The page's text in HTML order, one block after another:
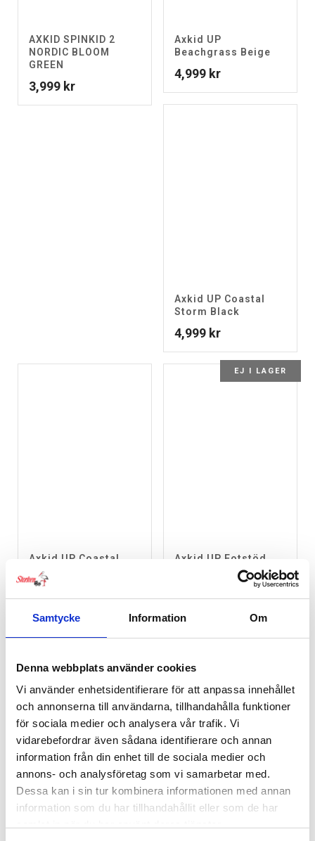
Samtycke Information Om
Denna webbplats använder cookies
Vi använder enhetsidentifierare för att anpassa innehållet
och annonserna till användarna, tillhandahålla funktioner
för sociala medier och analysera vår trafik. Vi
vidarebefordrar även sådana identifierare och annan
information från din enhet till de sociala medier och
annons- och analysföretag som vi samarbetar med.
Dessa kan i sin tur kombinera informationen med annan
information som du har tillhandahållit eller som de har
AXKID SPINKID 2
NORDIC BLOOM
GREEN
3,999 kr
Axkid UP
Beachgrass Beige
4,999 kr
Axkid UP Coastal
Storm Black
4,999 kr
Axkid UP Coastal
Storm Black +
Tillbehörspaket
EJ I LAGER
Axkid UP Fotstöd
Baby on Board skylt
99kr